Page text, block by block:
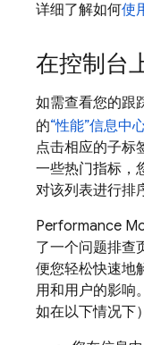
详细了解如何使
在控制台
如需查看您的跟
的“性能”信息中
点击相应的子标
一些热门指标，
对该列表进行排
Performance
了一个问题排查
便您轻松快速地
用和用户的影响
如在以下情况下